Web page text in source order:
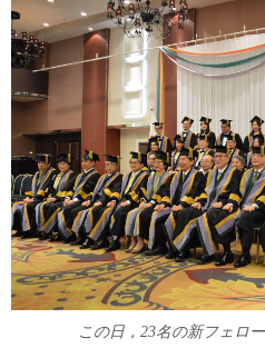
この日，23名の新フェロ
歯
< 2026
日 月 火 水
26
27 28 29
2
3 4 5
9
10 11 12
17 18 19